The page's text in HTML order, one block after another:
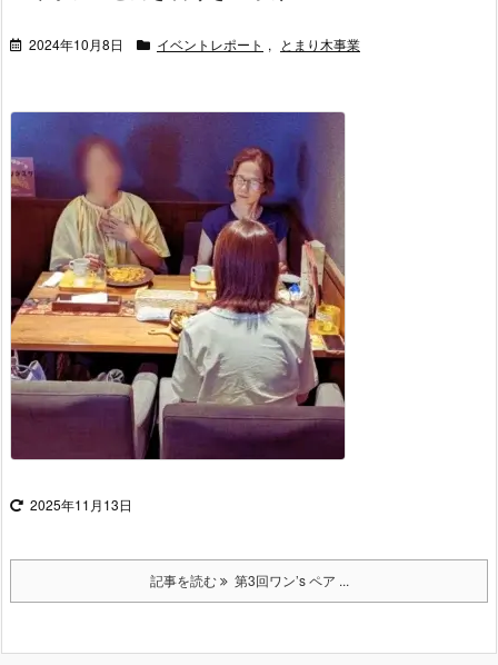
2024年10月8日 イベントレポート , とまり木事業
2025年11月13日
記事を読む 第3回ワン’s ペア ...